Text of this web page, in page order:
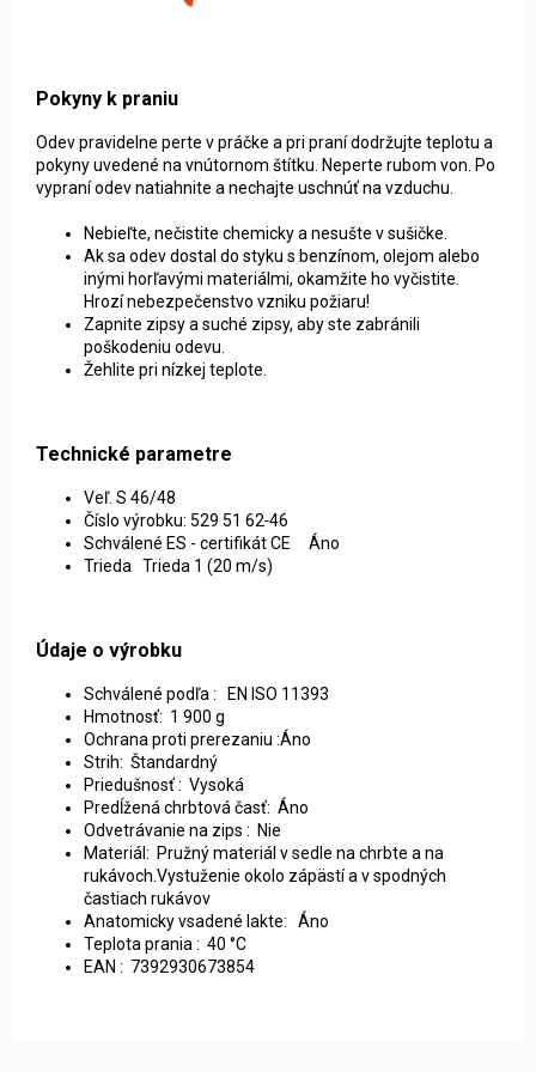
Pokyny k praniu
Odev pravidelne perte v práčke a pri praní dodržujte teplotu a
pokyny uvedené na vnútornom štítku. Neperte rubom von. Po
vypraní odev natiahnite a nechajte uschnúť na vzduchu.
Nebieľte, nečistite chemicky a nesušte v sušičke.
Ak sa odev dostal do styku s benzínom, olejom alebo
inými horľavými materiálmi, okamžite ho vyčistite.
Hrozí nebezpečenstvo vzniku požiaru!
Zapnite zipsy a suché zipsy, aby ste zabránili
poškodeniu odevu.
Žehlite pri nízkej teplote.
Technické parametre
Veľ. S 46/48
Číslo výrobku: 529 51 62‑46
Schválené ES - certifikát CE Áno
Trieda Trieda 1 (20 m/s)
Údaje o výrobku
Schválené podľa : EN ISO 11393
Hmotnosť: 1 900 g
Ochrana proti prerezaniu :Áno
Strih: Štandardný
Priedušnosť : Vysoká
Predĺžená chrbtová časť: Áno
Odvetrávanie na zips : Nie
Materiál: Pružný materiál v sedle na chrbte a na
rukávoch.Vystuženie okolo zápästí a v spodných
častiach rukávov
Anatomicky vsadené lakte: Áno
Teplota prania : 40 °C
EAN : 7392930673854